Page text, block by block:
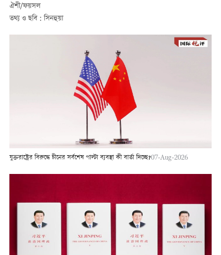
ঐশী/ফয়সল
তথ্য ও ছবি : সিনহুয়া
যুক্তরাষ্ট্রের বিরুদ্ধে চীনের সর্বশেষ পাল্টা ব্যবস্থা কী বার্তা দিচ্ছে?07-Aug-2026